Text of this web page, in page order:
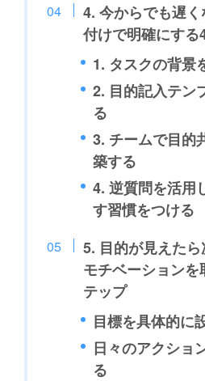
4. 今からでも遅
付けで明確にする
1. タスクの背景
2. 目的記入テン
る
3. チームで目的
築する
4. 逆質問を活用
す習慣をつける
5. 目的が見えたら
モチベーション
テップ
目標を具体的に
日々のアクショ
る